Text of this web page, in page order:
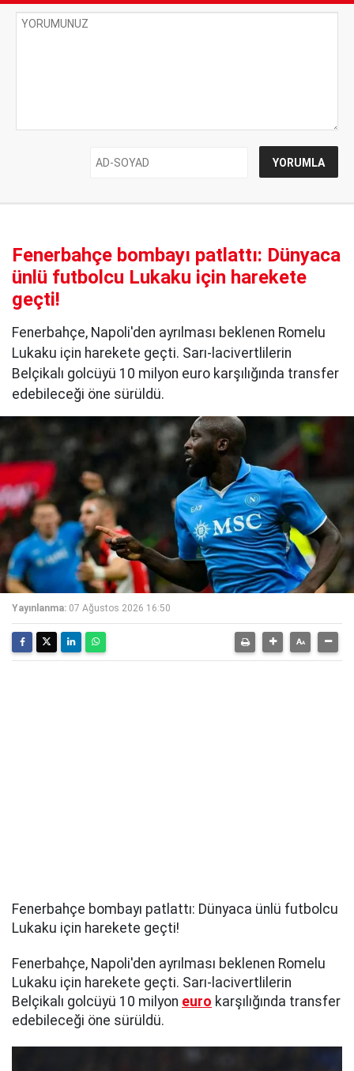
Fenerbahçe bombayı patlattı: Dünyaca
ünlü futbolcu Lukaku için harekete
geçti!
Fenerbahçe, Napoli'den ayrılması beklenen Romelu
Lukaku için harekete geçti. Sarı-lacivertlilerin
Belçikalı golcüyü 10 milyon euro karşılığında transfer
edebileceği öne sürüldü.
Yayınlanma: 07 Ağustos 2026 16:50
Fenerbahçe bombayı patlattı: Dünyaca ünlü futbolcu
Lukaku için harekete geçti!
Fenerbahçe, Napoli'den ayrılması beklenen Romelu
Lukaku için harekete geçti. Sarı-lacivertlilerin
Belçikalı golcüyü 10 milyon euro karşılığında transfer
edebileceği öne sürüldü.